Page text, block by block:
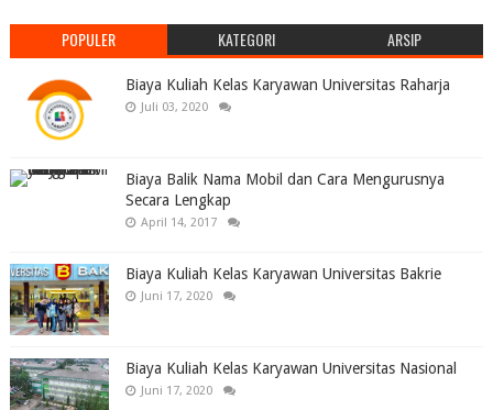
POPULER KATEGORI ARSIP
Biaya Kuliah Kelas Karyawan Universitas Raharja
Juli 03, 2020
Biaya Balik Nama Mobil dan Cara Mengurusnya
Secara Lengkap
April 14, 2017
Biaya Kuliah Kelas Karyawan Universitas Bakrie
Juni 17, 2020
Biaya Kuliah Kelas Karyawan Universitas Nasional
Juni 17, 2020